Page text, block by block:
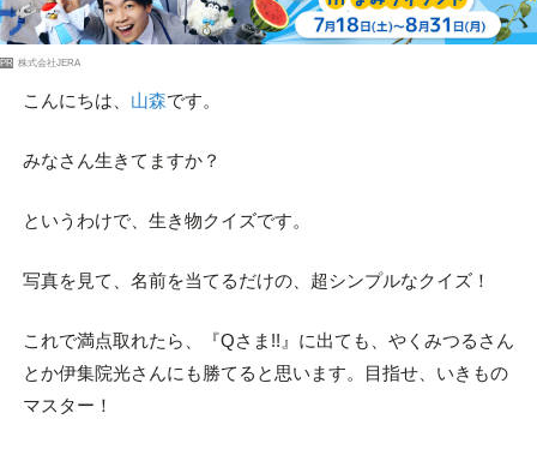
PR 株式会社JERA
こんにちは、 山森です。
みなさん生きてますか？
というわけで、生き物クイズです。
写真を見て、名前を当てるだけの、超シンプルなクイズ！
これで満点取れたら、『Qさま!!』に出ても、やくみつるさん
とか伊集院光さんにも勝てると思います。目指せ、いきもの
マスター！